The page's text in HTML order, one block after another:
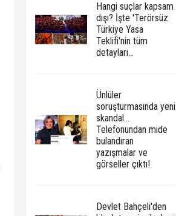
Hangi suçlar kapsam
dışı? İşte 'Terörsüz
Türkiye Yasa
Teklifi'nin tüm
detayları...
Ünlüler
soruşturmasında yeni
skandal...
Telefonundan mide
bulandıran
yazışmalar ve
görseller çıktı!
Devlet Bahçeli'den